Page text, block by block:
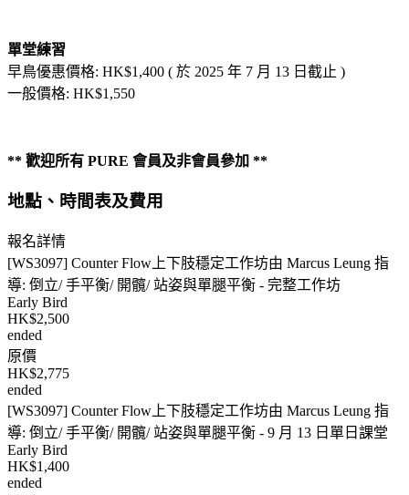
單堂練習
早鳥優惠價格: HK$1,400 ( 於 2025 年 7 月 13 日截止 )
一般價格: HK$1,550
** 歡迎所有 PURE 會員及非會員參加 **
地點、時間表及費用
報名詳情
[WS3097] Counter Flow上下肢穩定工作坊由 Marcus Leung 指
導: 倒立/ 手平衡/ 開髖/ 站姿與單腿平衡 - 完整工作坊
Early Bird
HK$2,500
ended
原價
HK$2,775
ended
[WS3097] Counter Flow上下肢穩定工作坊由 Marcus Leung 指
導: 倒立/ 手平衡/ 開髖/ 站姿與單腿平衡 - 9 月 13 日單日課堂
Early Bird
HK$1,400
ended